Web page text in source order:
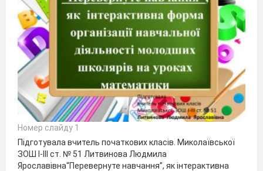
Номер слайду 1
Підготувала вчитель початкових класів. Миколаївської
ЗОШ І-ІІІ ст. № 51 Литвинова Людмила
Ярославівна“Перевернуте навчання”, як інтерактивна